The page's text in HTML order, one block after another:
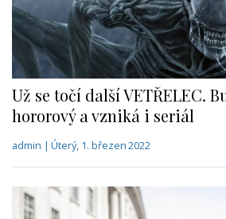
Už se točí další VETŘELEC.
hororový a vzniká i seriál
admin | Úterý, 1. březen 2022